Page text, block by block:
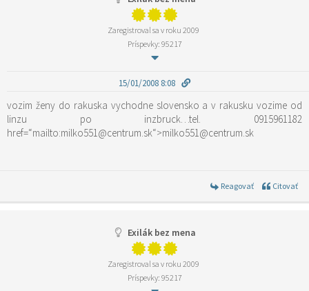
Zaregistroval sa v roku 2009
Príspevky: 95217
15/01/2008 8:08
vozim ženy do rakuska vychodne slovensko a v rakusku vozime od
linzu po inzbruck…tel. 0915961182
href=“mailto:milko551@centrum.sk“>milko551@centrum.sk
Reagovať Citovať
Exilák bez mena
Zaregistroval sa v roku 2009
Príspevky: 95217